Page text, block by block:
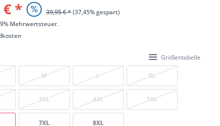
€ * 39,95 € *(37,45% gespart)
Mehrwertsteuer.
Größentabelle
M L XL
3XL 4XL 5XL
7XL 8XL